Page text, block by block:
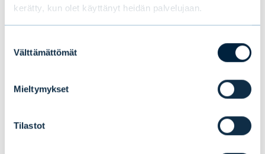
kerätty, kun olet käyttänyt heidän palvelujaan.
valinta
Välttämättömät
Mieltymykset
Tilastot
kasvua.
Lue myös blogisarjan ensimmäinen blogi:
skenaariomme vuodelle 2022